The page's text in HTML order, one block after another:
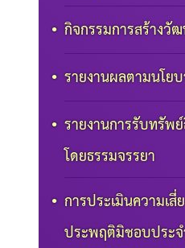
กิจกรรมการสร้าง
รายงานผลตามนโ
รายงานการรับทรัพ
โดยธรรมจรรยา
การประเมินความเ
ประพฤติมิชอบประ